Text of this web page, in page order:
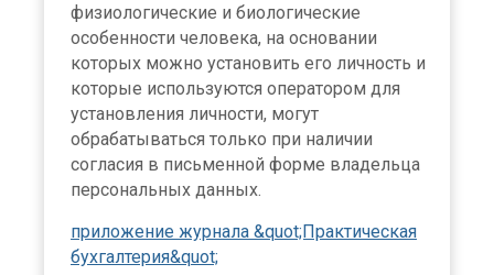
физиологические и биологические
особенности человека, на основании
которых можно установить его личность и
которые используются оператором для
установления личности, могут
обрабатываться только при наличии
согласия в письменной форме владельца
персональных данных.
приложение журнала &quot;Практическая
бухгалтерия&quot;